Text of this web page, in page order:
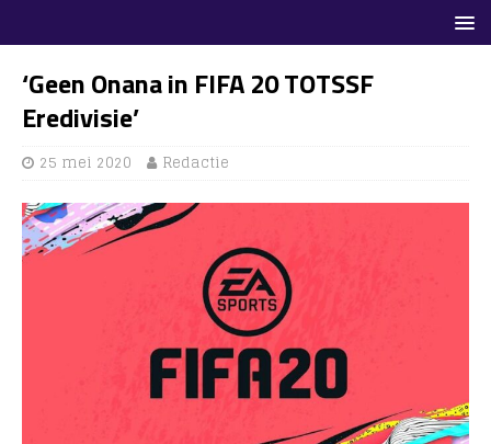
‘Geen Onana in FIFA 20 TOTSSF
Eredivisie’
25 mei 2020 Redactie